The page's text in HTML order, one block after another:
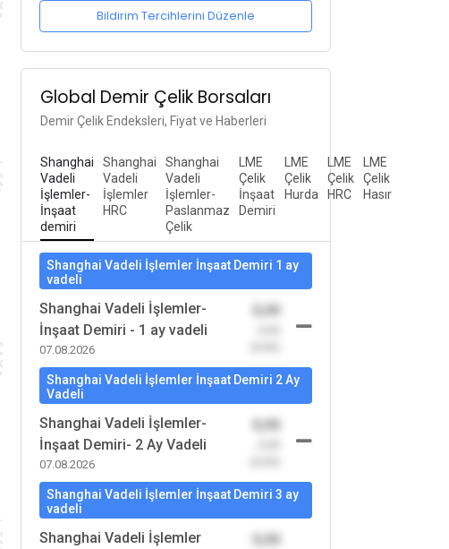
Bildirim Tercihlerini Düzenle
Global Demir Çelik Borsaları
Demir Çelik Endeksleri, Fiyat ve Haberleri
Shanghai
Vadeli
İşlemler-
İnşaat
demiri
Shanghai
Vadeli
İşlemler
HRC
Shanghai
Vadeli
İşlemler-
Paslanmaz
Çelik
LME
Çelik
İnşaat
Demiri
LME
Çelik
Hurda
LME
Çelik
HRC
LME
Çelik
Hasır
Shanghai Vadeli İşlemler İnşaat Demiri 1 ay
vadeli
Shanghai Vadeli İşlemler-
İnşaat Demiri - 1 ay vadeli
07.08.2026
0,00
Shanghai Vadeli İşlemler İnşaat Demiri 2 Ay
Vadeli
Shanghai Vadeli İşlemler-
İnşaat Demiri- 2 Ay Vadeli
07.08.2026
0,00
Shanghai Vadeli İşlemler İnşaat Demiri 3 ay
vadeli
Shanghai Vadeli İşlemler
0,00